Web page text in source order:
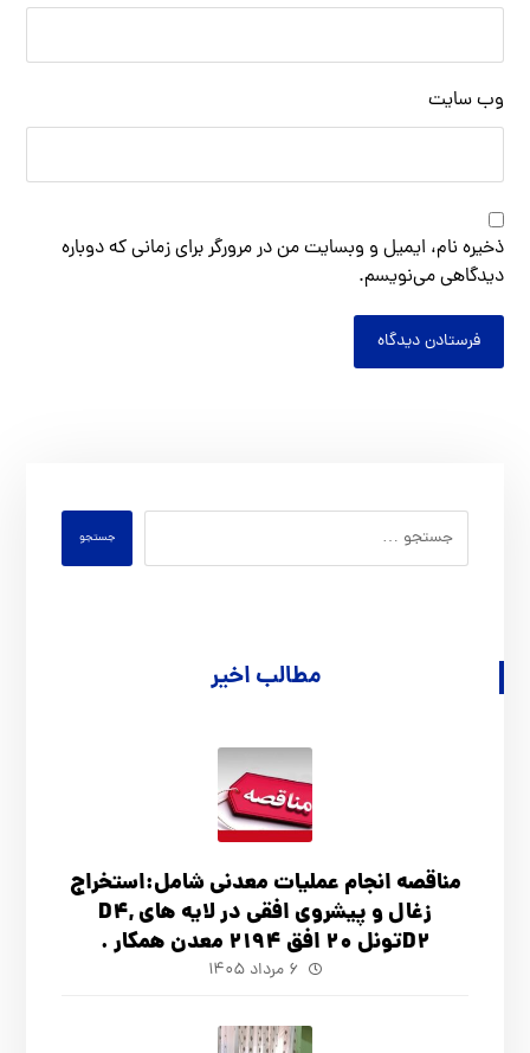
وب‌ سایت
ذخیره نام، ایمیل و وبسایت من در مرورگر برای زمانی که دوباره
دیدگاهی می‌نویسم.
فرستادن دیدگاه
جستجو
مطالب اخیر
مناقصه انجام عملیات معدنی شامل:استخراج
زغال و پیشروی افقی در لایه های D4,
D2تونل 20 افق 2194 معدن همکار .
۶ مرداد ۱۴۰۵